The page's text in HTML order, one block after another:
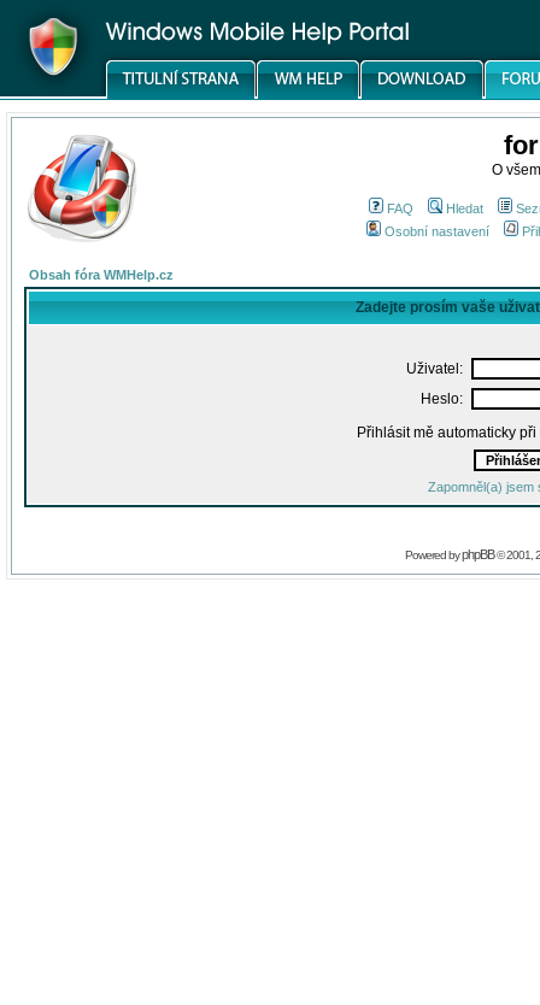
O
FAQ Hledat
Osobní nastavení
Obsah fóra WMHelp.cz
Zadejte prosím vaše
Uživatel:
Heslo:
Přihlásit mě automaticky
Zapomněl(a) jsem
Powered byphpBB© 2001,